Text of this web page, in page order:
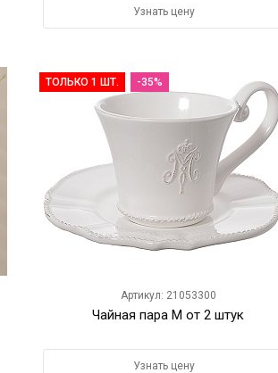
Узнать цену
ТОЛЬКО 1 ШТ. -35%
Артикул: 21053300
Чайная пара M от 2 штук
Узнать цену